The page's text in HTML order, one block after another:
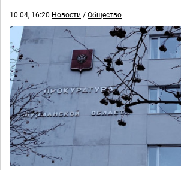
10.04, 16:20 Новости /Общество